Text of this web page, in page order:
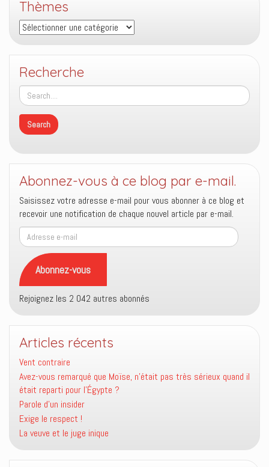
de
Jésus
?
Thèmes
Thèmes
Recherche
Abonnez-vous à ce blog par e-mail.
Saisissez votre adresse e-mail pour vous abonner à ce blog et
recevoir une notification de chaque nouvel article par e-mail.
Adresse
e-
mail
Abonnez-vous
Rejoignez les 2 042 autres abonnés
Articles récents
Vent contraire
Avez-vous remarqué que Moïse, n’était pas très sérieux quand il
était reparti pour l’Égypte ?
Parole d’un insider
Exige le respect !
La veuve et le juge inique